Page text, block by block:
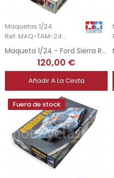
Maquetas 1/24
Ref: MAQ-TAM-24080
Maqueta 1/24 - Ford Sierra RS500 Gr. A
120,00 €
Añadir A La Cesta
Fuera de stock